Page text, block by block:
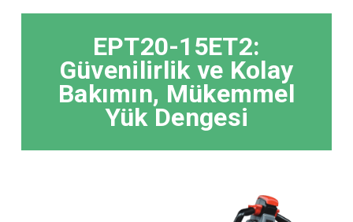
EPT20-15ET2:
Güvenilirlik ve Kolay
Bakımın, Mükemmel
Yük Dengesi